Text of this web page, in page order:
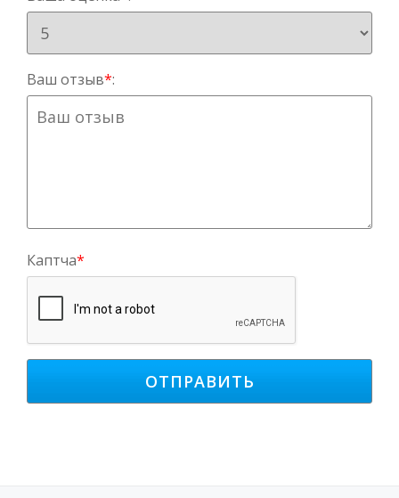
Ваш отзыв*:
Каптча*